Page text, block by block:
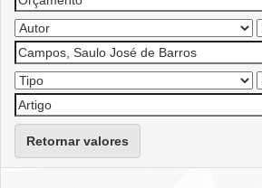
Retornar valores